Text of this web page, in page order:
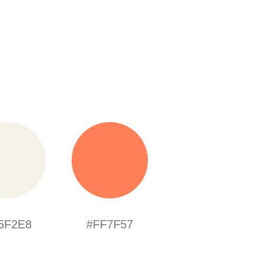
#FF7F57